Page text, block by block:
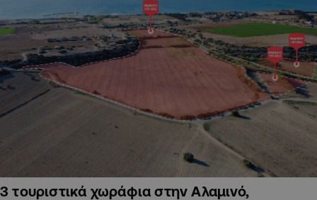
3 τουριστικά χωράφια στην Αλαμινό,